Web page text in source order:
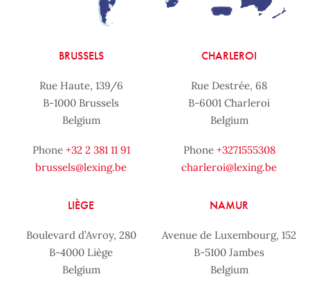
BRUSSELS
Rue Haute, 139/6
B-1000 Brussels
Belgium
Phone +32 2 381 11 91
brussels@lexing.be
CHARLEROI
Rue Destrée, 68
B-6001 Charleroi
Belgium
Phone +3271555308
charleroi@lexing.be
LIÈGE
Boulevard d’Avroy, 280
B-4000 Liège
Belgium
NAMUR
Avenue de Luxembourg, 152
B-5100 Jambes
Belgium